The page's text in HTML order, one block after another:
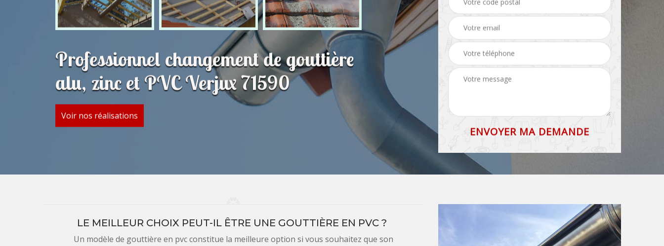
Professionnel changement de gouttière
alu, zinc et PVC Verjux 71590
Voir nos réalisations
LE MEILLEUR CHOIX PEUT-IL ÊTRE UNE GOUTTIÈRE EN PVC ?
Un modèle de gouttière en pvc constitue la meilleure option si vous souhaitez que son